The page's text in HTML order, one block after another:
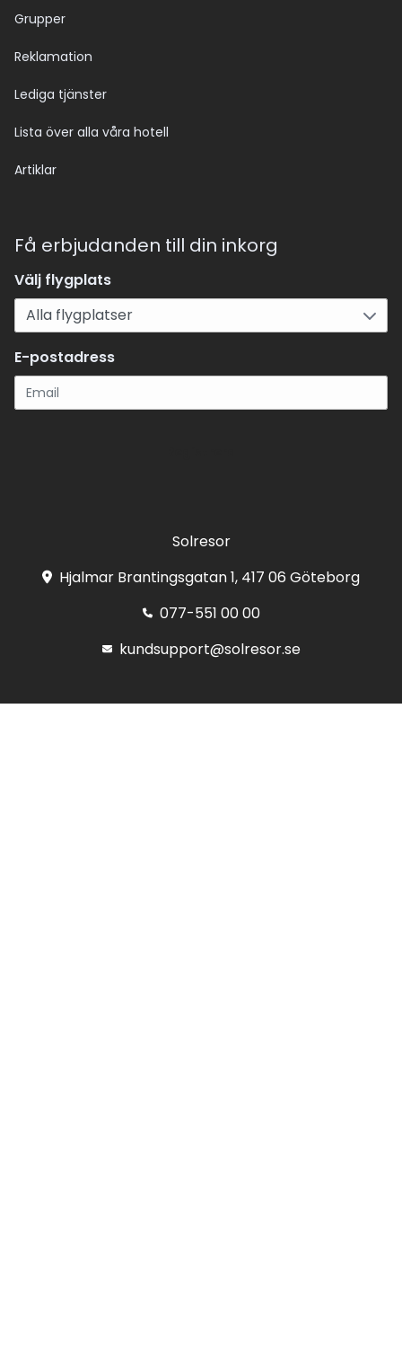
Grupper
Reklamation
Lediga tjänster
Lista över alla våra hotell
Artiklar
Få erbjudanden till din inkorg
Välj flygplats
E-postadress
Solresor
Hjalmar Brantingsgatan 1, 417 06 Göteborg
077-551 00 00
kundsupport@solresor.se